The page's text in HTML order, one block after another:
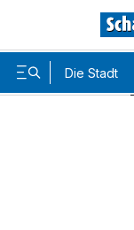
Die Stadt